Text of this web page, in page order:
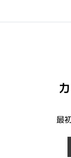
最